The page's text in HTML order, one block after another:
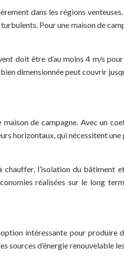
dans les régions
Pour une maison de
doit être d’au moins 4 m/s
dimensionnée peut couvrir
de campagne. Avec un
horizontaux, qui nécessitent une
l’isolation du bâtiment
réalisées sur le long
intéressante pour produire
sources d’énergie renouvelable